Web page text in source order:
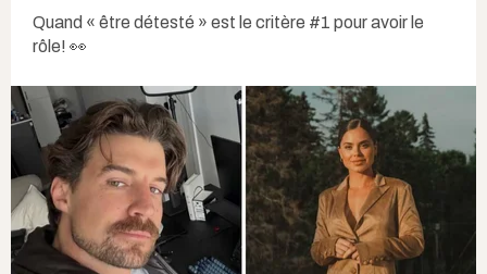
Quand « être détesté » est le critère #1 pour avoir le
rôle! 👀